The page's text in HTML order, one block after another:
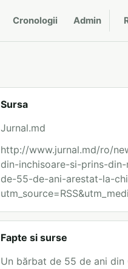
Cronologii Admin
Sursa
Jurnal.md
http://www.jurnal.md/ro/
din-inchisoare-si-prins-
de-55-de-ani-arestat-la-
Fapte si surse
Un bărbat de 55 de ani